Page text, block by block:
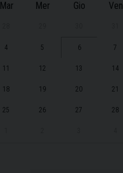
Mar Mer Gio Ven
4 5 6 7
11 12 13 14
18 19 20 21
25 26 27 28